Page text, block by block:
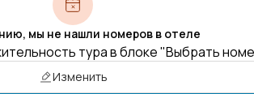
мы не нашли номеров в отеле
тура в блоке "Выбрать
Изменить